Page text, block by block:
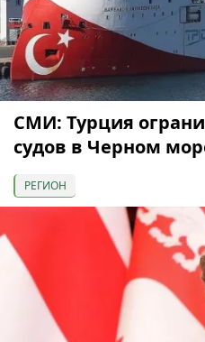
СМИ: Турция
судов в Черном
РЕГИОН